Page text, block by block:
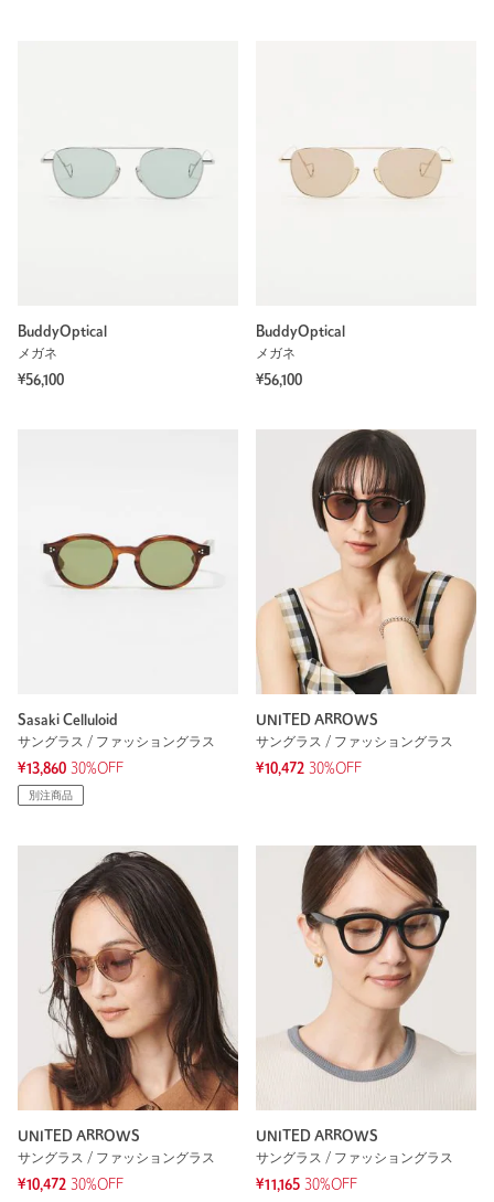
BuddyOptical
メガネ
¥56,100
BuddyOptical
メガネ
¥56,100
Sasaki Celluloid
サングラス / ファッショングラス
¥13,860 30%OFF
別注商品
UNITED ARROWS
サングラス / ファッショングラス
¥10,472 30%OFF
UNITED ARROWS
サングラス / ファッショングラス
¥10,472 30%OFF
UNITED ARROWS
サングラス / ファッショングラス
¥11,165 30%OFF